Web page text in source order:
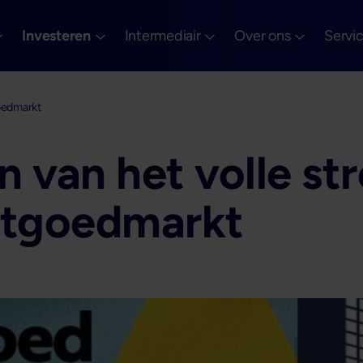
Investeren Intermediair Over ons
van het volle